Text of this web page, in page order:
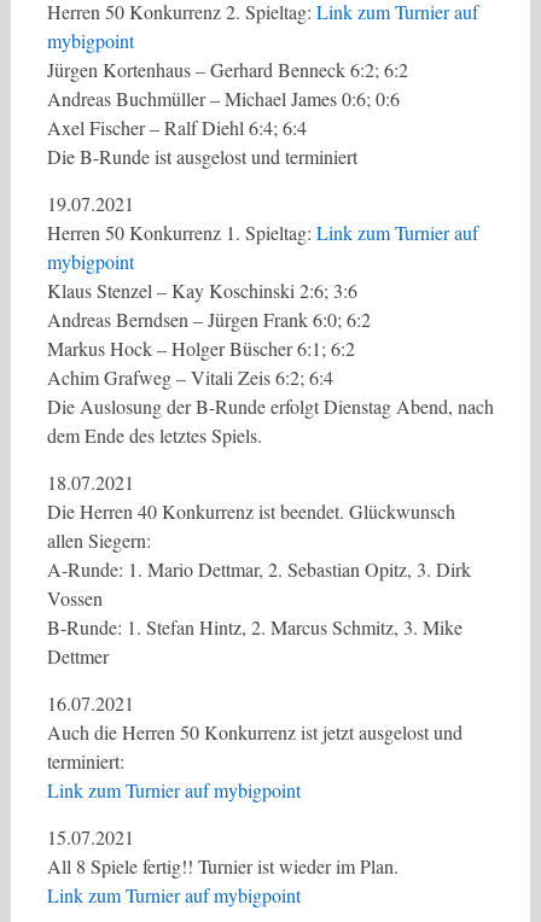
Herren 50 Konkurrenz 2. Spieltag: Link zum Turnier auf
mybigpoint
Jürgen Kortenhaus – Gerhard Benneck 6:2; 6:2
Andreas Buchmüller – Michael James 0:6; 0:6
Axel Fischer – Ralf Diehl 6:4; 6:4
Die B-Runde ist ausgelost und terminiert
19.07.2021
Herren 50 Konkurrenz 1. Spieltag: Link zum Turnier auf
mybigpoint
Klaus Stenzel – Kay Koschinski 2:6; 3:6
Andreas Berndsen – Jürgen Frank 6:0; 6:2
Markus Hock – Holger Büscher 6:1; 6:2
Achim Grafweg – Vitali Zeis 6:2; 6:4
Die Auslosung der B-Runde erfolgt Dienstag Abend, nach
dem Ende des letztes Spiels.
18.07.2021
Die Herren 40 Konkurrenz ist beendet. Glückwunsch
allen Siegern:
A-Runde: 1. Mario Dettmar, 2. Sebastian Opitz, 3. Dirk
Vossen
B-Runde: 1. Stefan Hintz, 2. Marcus Schmitz, 3. Mike
Dettmer
16.07.2021
Auch die Herren 50 Konkurrenz ist jetzt ausgelost und
terminiert:
Link zum Turnier auf mybigpoint
15.07.2021
All 8 Spiele fertig!! Turnier ist wieder im Plan.
Link zum Turnier auf mybigpoint